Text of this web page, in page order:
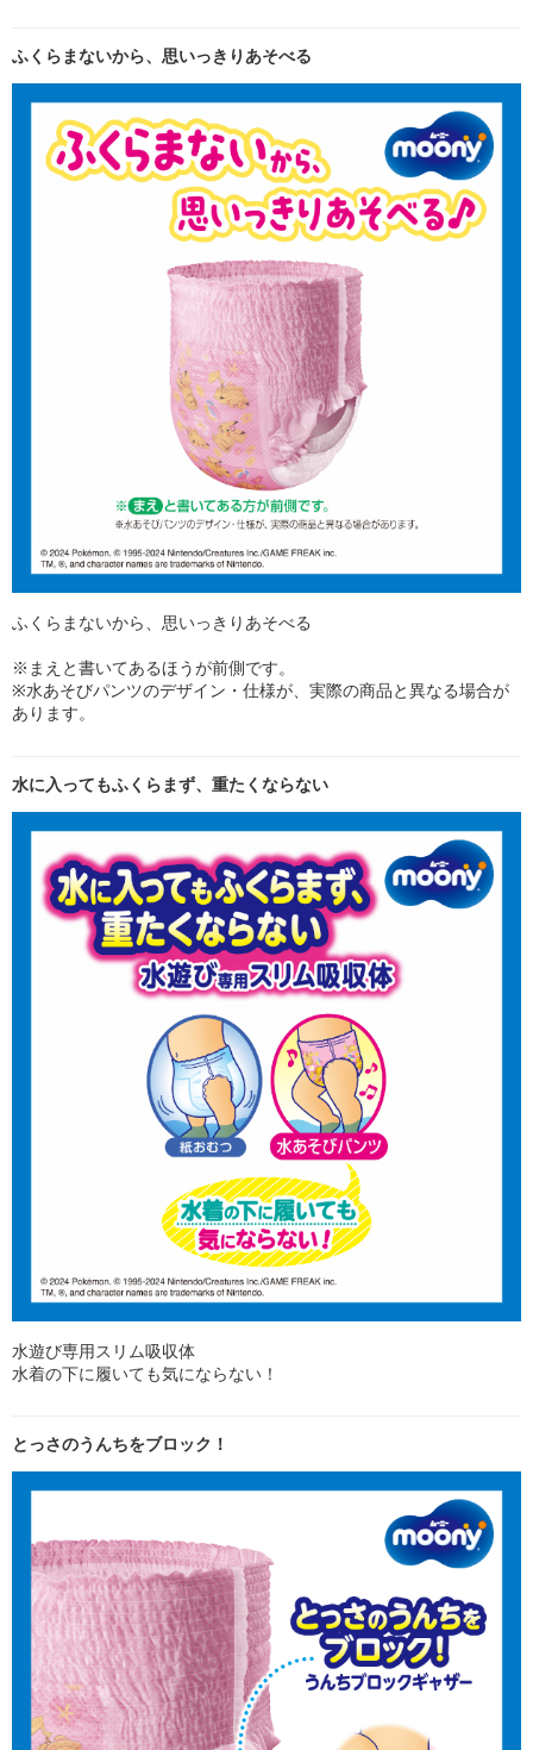
ふくらまないから、思いっきりあそべる
ふくらまないから、思いっきりあそべる
※まえと書いてあるほうが前側です。
※水あそびパンツのデザイン・仕様が、実際の商品と異なる場合が
あります。
水に入ってもふくらまず、重たくならない
水遊び専用スリム吸収体
水着の下に履いても気にならない！
とっさのうんちをブロック！